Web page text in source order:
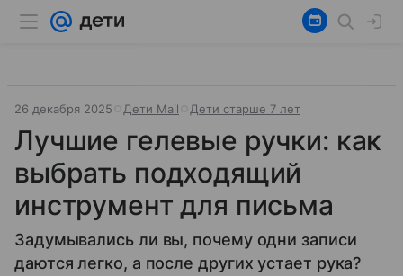
26 декабря 2025 Дети Mail Дети старше 7 лет
Лучшие гелевые ручки: как
выбрать подходящий
инструмент для письма
Задумывались ли вы, почему одни записи
даются легко, а после других устает рука?